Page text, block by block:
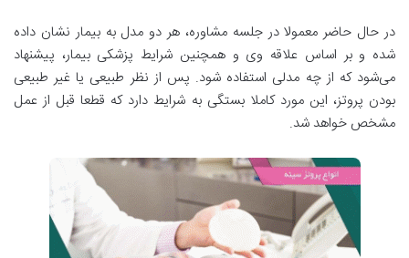
در حال حاضر معمولا در جلسه مشاوره، هر دو مدل به بیمار نشان داده
شده و بر اساس علاقه وی و همچنین شرایط پزشکی بیمار، پیشنهاد
می‌شود که از چه مدلی استفاده شود. پس از نظر طبیعی یا غیر طبیعی
بودن پروتز، این مورد کاملا بستگی به شرایط دارد که قطعا قبل از عمل
مشخص خواهد شد.